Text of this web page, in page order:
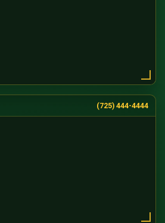
(725) 444-4444